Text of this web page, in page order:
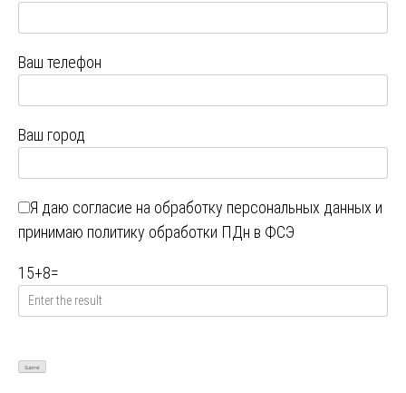
Ваш телефон
Ваш город
Я даю согласие на обработку персональных данных и
принимаю политику обработки ПДн в ФСЭ
15+8=